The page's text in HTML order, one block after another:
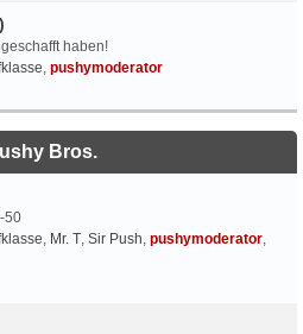
haben!
, pushymoderator
Bros.
50
, Mr. T, Sir Push, pushymoderator,